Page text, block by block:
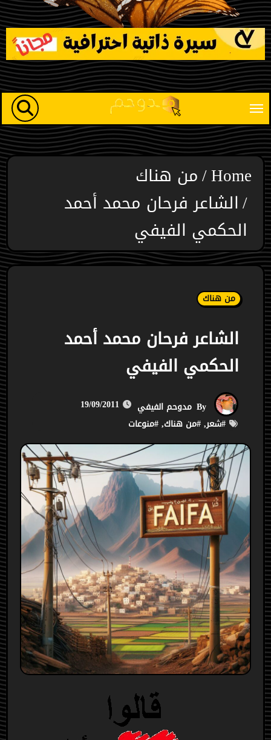
Skip
to
content
Home من هناك
الشاعر فرحان محمد أحمد
الحكمي الفيفي
من هناك
الشاعر فرحان محمد أحمد
الحكمي الفيفي
مدوحم الفيفي
19/09/2011
#شعر, #من هناك, #منوعات